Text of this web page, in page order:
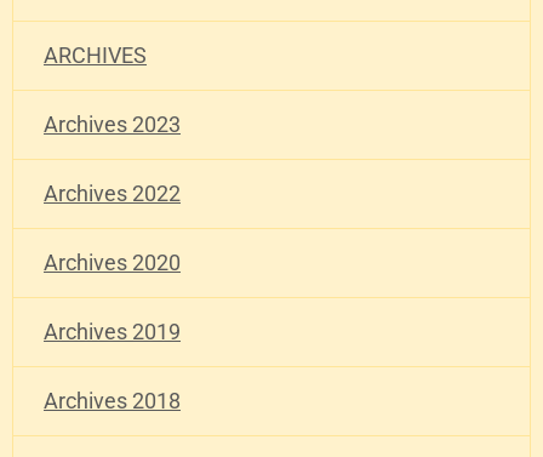
ARCHIVES
Archives 2023
Archives 2022
Archives 2020
Archives 2019
Archives 2018